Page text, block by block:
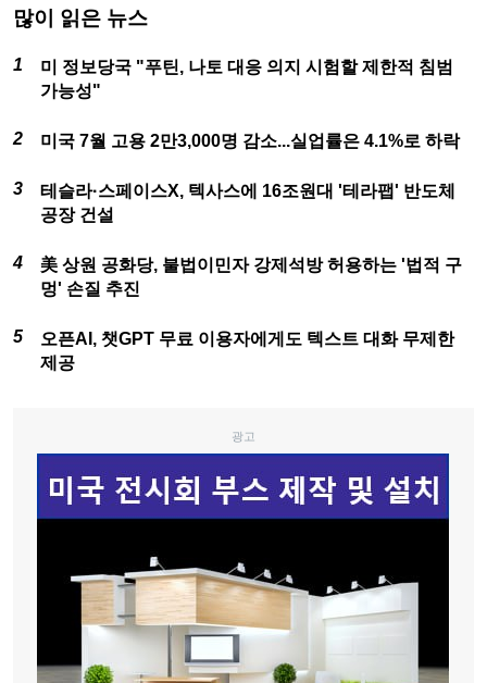
많이 읽은 뉴스
미 정보당국 "푸틴, 나토 대응 의지 시험할 제한적 침범
가능성"
미국 7월 고용 2만3,000명 감소...실업률은 4.1%로 하락
테슬라·스페이스X, 텍사스에 16조원대 '테라팹' 반도체
공장 건설
美 상원 공화당, 불법이민자 강제석방 허용하는 '법적 구
멍' 손질 추진
오픈AI, 챗GPT 무료 이용자에게도 텍스트 대화 무제한
제공